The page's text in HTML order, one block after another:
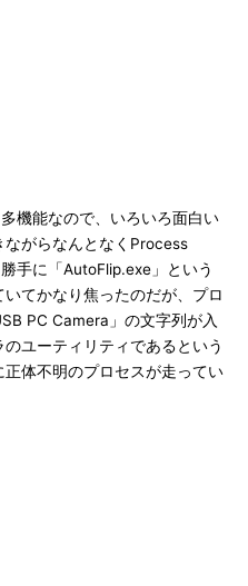
機能なので、いろいろ面白い
がらなんとなくProcess
手に「AutoFlip.exe」という
てかなり焦ったのだが、プロ
PC Camera」の文字列が入
ユーティリティであるという
体不明のプロセスが走ってい